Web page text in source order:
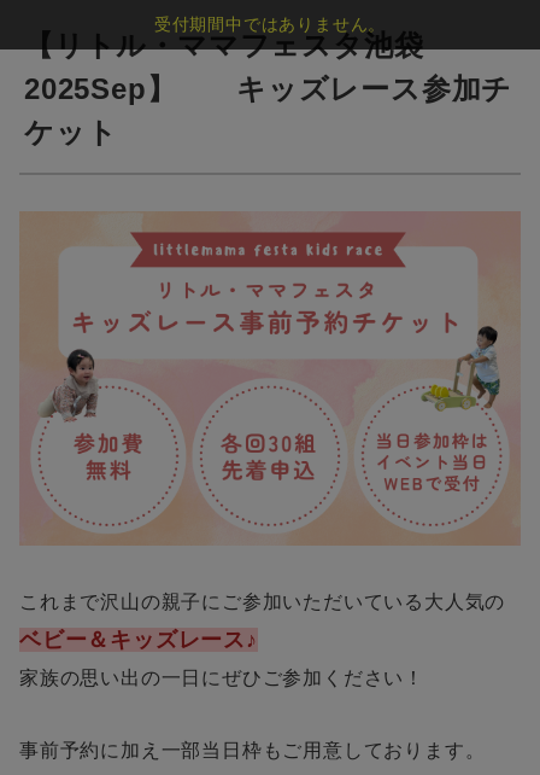
【リトル・ママフェスタ池袋
2025Sep】 キッズレース参加チ
ケット
これまで沢山の親子にご参加いただいている大人気の
ベビー＆キッズレース♪
家族の思い出の一日にぜひご参加ください！
事前予約に加え一部当日枠もご用意しております。
受付期間中ではありません。